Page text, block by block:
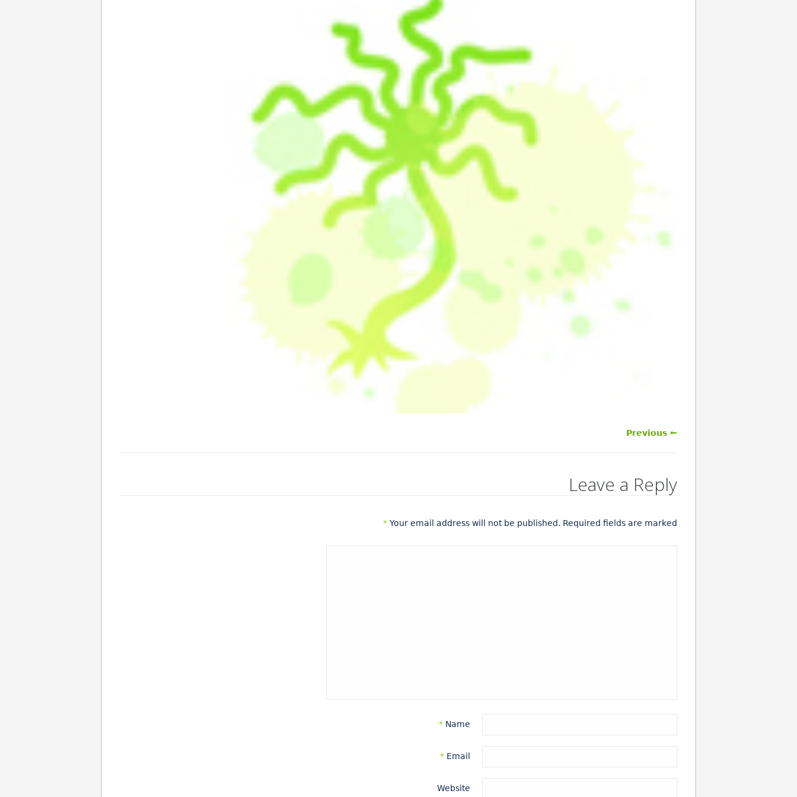
← Previous
Leave a Reply
Your email address will not be published. Required fields are marked
*
Name
*
Email
*
Website